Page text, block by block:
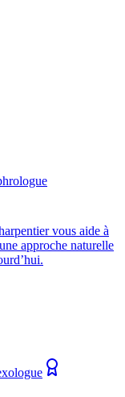
vous aide à
approche naturelle